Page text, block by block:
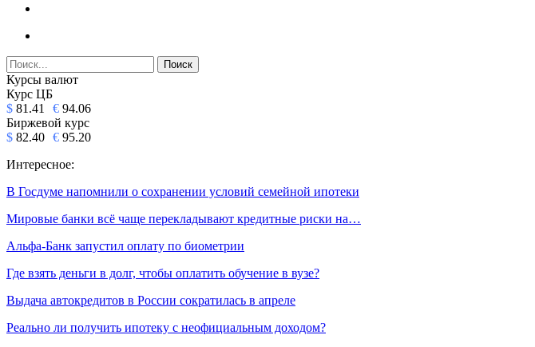
Курсы валют
Курс ЦБ
$ 81.41 € 94.06
Биржевой курс
$ 82.40 € 95.20
Интересное:
В Госдуме напомнили о сохранении условий семейной ипотеки
Мировые банки всё чаще перекладывают кредитные риски на…
Альфа-Банк запустил оплату по биометрии
Где взять деньги в долг, чтобы оплатить обучение в вузе?
Выдача автокредитов в России сократилась в апреле
Реально ли получить ипотеку с неофициальным доходом?